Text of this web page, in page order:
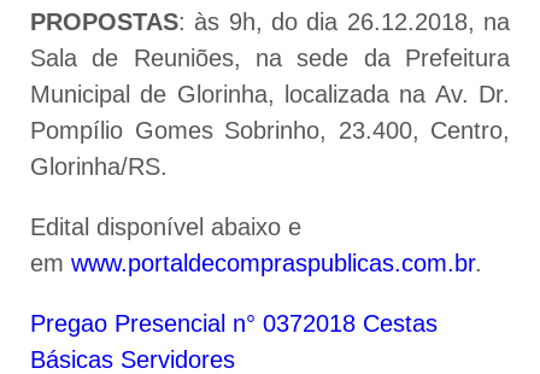
PROPOSTAS: às 9h, do dia 26.12.2018, na
Sala de Reuniões, na sede da Prefeitura
Municipal de Glorinha, localizada na Av. Dr.
Pompílio Gomes Sobrinho, 23.400, Centro,
Glorinha/RS.
Edital disponível abaixo e
em www.portaldecompraspublicas.com.br.
Pregao Presencial n° 0372018 Cestas
Básicas Servidores